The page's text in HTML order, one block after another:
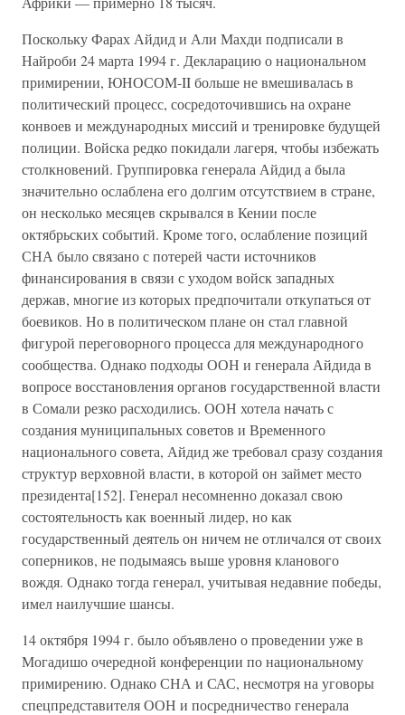
Поскольку Фарах Айдид и Али Махди подписали в
Найроби 24 марта 1994 г. Декларацию о национальном
примирении, ЮНОСОМ-II больше не вмешивалась в
политический процесс, сосредоточившись на охране
конвоев и международных миссий и тренировке будущей
полиции. Войска редко покидали лагеря, чтобы избежать
столкновений. Группировка генерала Айдид а была
значительно ослаблена его долгим отсутствием в стране,
он несколько месяцев скрывался в Кении после
октябрьских событий. Кроме того, ослабление позиций
СНА было связано с потерей части источников
финансирования в связи с уходом войск западных
держав, многие из которых предпочитали откупаться от
боевиков. Но в политическом плане он стал главной
фигурой переговорного процесса для международного
сообщества. Однако подходы ООН и генерала Айдида в
вопросе восстановления органов государственной власти
в Сомали резко расходились. ООН хотела начать с
создания муниципальных советов и Временного
национального совета, Айдид же требовал сразу создания
структур верховной власти, в которой он займет место
президента[152]. Генерал несомненно доказал свою
состоятельность как военный лидер, но как
государственный деятель он ничем не отличался от своих
соперников, не подымаясь выше уровня кланового
вождя. Однако тогда генерал, учитывая недавние победы,
имел наилучшие шансы.
14 октября 1994 г. было объявлено о проведении уже в
Могадишо очередной конференции по национальному
примирению. Однако СНА и САС, несмотря на уговоры
спецпредставителя ООН и посредничество генерала